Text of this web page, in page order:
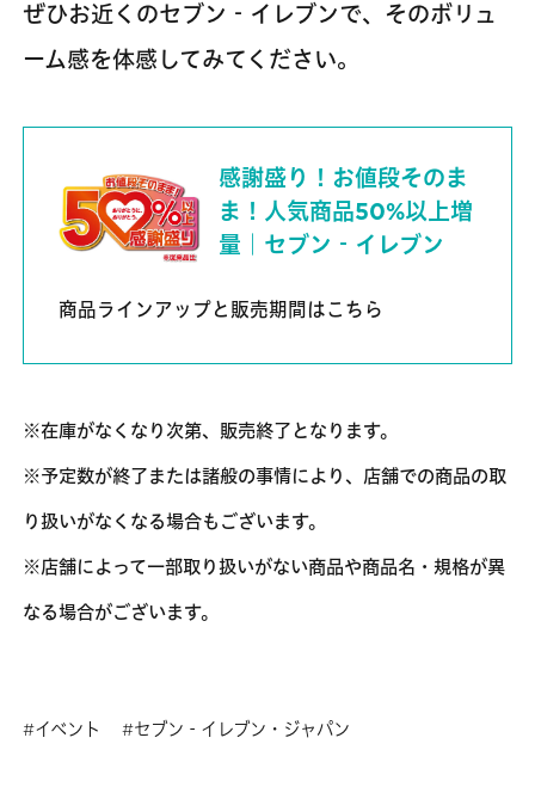
ぜひお近くのセブン‐イレブンで、そのボリュ
ーム感を体感してみてください。
感謝盛り！お値段そのま
ま！人気商品50%以上増
量｜セブン‐イレブン
商品ラインアップと販売期間はこちら
※在庫がなくなり次第、販売終了となります。
※予定数が終了または諸般の事情により、店舗での商品の取
り扱いがなくなる場合もございます。
※店舗によって一部取り扱いがない商品や商品名・規格が異
なる場合がございます。
イベント セブン‐イレブン・ジャパン